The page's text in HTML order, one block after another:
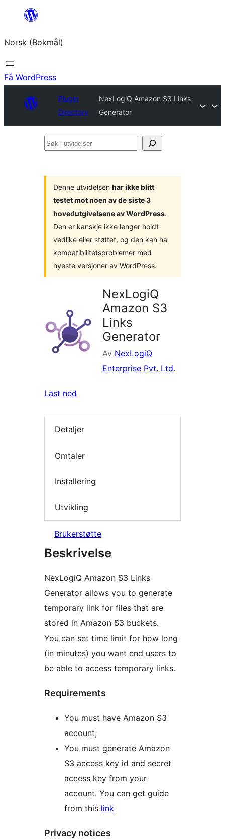
Hopp
innhold
Norsk (Bokmål)
Få WordPress
Plugin
Directory
NexLogiQ Amazon S3 Links
Generator
Søk
Denne utvidelsen har ikke blitt
testet mot noen av de siste 3
hovedutgivelsene av WordPress.
Den er kanskje ikke lenger holdt
vedlike eller støttet, og den kan ha
kompatibilitetsproblemer med
nyeste versjoner av WordPress.
NexLogiQ
Amazon S3
Links
Generator
Av NexLogiQ
Enterprise Pvt. Ltd.
Last ned
Detaljer
Omtaler
Installering
Utvikling
Brukerstøtte
Beskrivelse
NexLogiQ Amazon S3 Links
Generator allows you to generate
temporary link for files that are
stored in Amazon S3 buckets.
You can set time limit for how long
(in minutes) you want end users to
be able to access temporary links.
Requirements
You must have Amazon S3
account;
You must generate Amazon
S3 access key id and secret
access key from your
account. You can get guide
from this link
Privacy notices